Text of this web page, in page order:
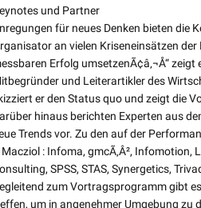
und Partner
für neues Denken bieten die
an vielen Kriseneinsätzen
Erfolg umsetzenÃ¢â‚¬Å“
und Leiterartikler des
er den Status quo und zeigt die
hinaus berichten Experten aus
Trends vor. Zu den auf der
Macziol : Infoma, gmcÃ‚Â², Infomotion,
SPSS, STAS, Synergetics,
zum Vortragsprogramm gibt
um in angenehmer Umgebung zu